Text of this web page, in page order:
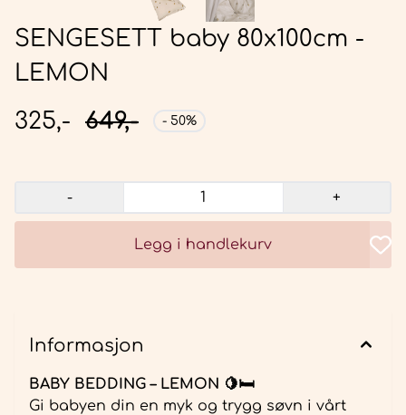
SENGESETT baby 80x100cm -
LEMON
325,- 649,- - 50%
- +
Legg i handlekurv
Informasjon
BABY BEDDING – LEMON 🍋🛏️
Gi babyen din en myk og trygg søvn i vårt